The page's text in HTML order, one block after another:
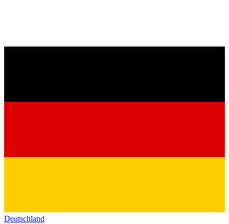
Deutschland